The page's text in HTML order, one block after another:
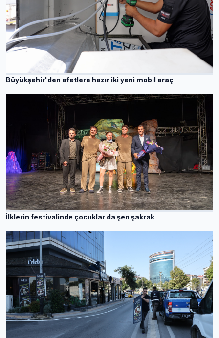
Büyükşehir'den afetlere hazır iki yeni mobil araç
İlklerin festivalinde çocuklar da şen şakrak